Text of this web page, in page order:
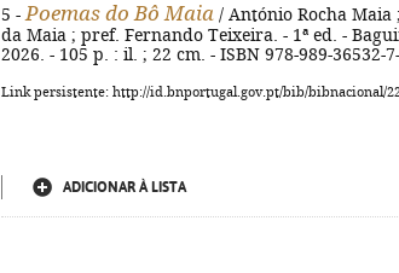
5 - Poemas do Bô Maia / António Rocha Maia
da Maia ; pref. Fernando Teixeira. - 1ª ed. -
2026. - 105 p. : il. ; 22 cm. - ISBN 978-989-36532-
Link persistente: http://id.bnportugal.gov.pt/bib/bibnacional/
ADICIONAR À LISTA